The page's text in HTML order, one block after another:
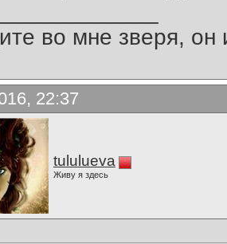
во мне зверя, он
22:37
tululueva
Живу я здесь